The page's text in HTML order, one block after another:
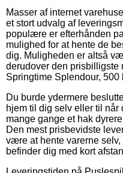
Masser af internet
et stort udvalg af
populære er efterhånden
mulighed for at hente de
dig. Muligheden er altså
derudover den prisbilligste
Springtime Splendour, 500
Du burde ydermere
hjem til dig selv eller til
mange gange et hak
Den mest prisbevidste
være at hente varerne
befinder dig med kort